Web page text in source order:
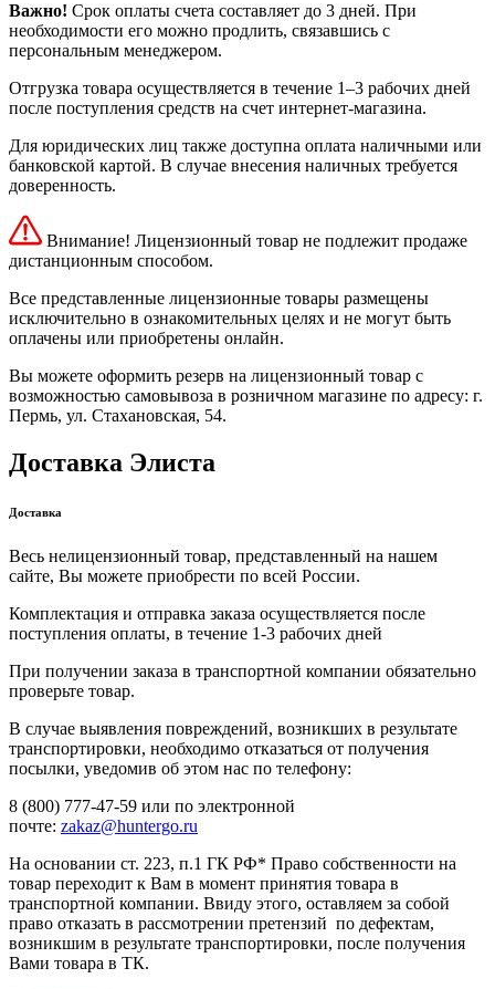
Важно! Срок оплаты счета составляет до 3 дней. При
необходимости его можно продлить, связавшись с
персональным менеджером.
Отгрузка товара осуществляется в течение 1–3 рабочих дней
после поступления средств на счет интернет-магазина.
Для юридических лиц также доступна оплата наличными или
банковской картой. В случае внесения наличных требуется
доверенность.
Внимание! Лицензионный товар не подлежит продаже
дистанционным способом.
Все представленные лицензионные товары размещены
исключительно в ознакомительных целях и не могут быть
оплачены или приобретены онлайн.
Вы можете оформить резерв на лицензионный товар с
возможностью самовывоза в розничном магазине по адресу: г.
Пермь, ул. Стахановская, 54.
Доставка Элиста
Доставка
Весь нелицензионный товар, представленный на нашем
сайте, Вы можете приобрести по всей России.
Комплектация и отправка заказа осуществляется после
поступления оплаты, в течение 1-3 рабочих дней
При получении заказа в транспортной компании обязательно
проверьте товар.
В случае выявления повреждений, возникших в результате
транспортировки, необходимо отказаться от получения
посылки, уведомив об этом нас по телефону:
8 (800) 777-47-59 или по электронной
почте: zakaz@huntergo.ru
На основании ст. 223, п.1 ГК РФ* Право собственности на
товар переходит к Вам в момент принятия товара в
транспортной компании. Ввиду этого, оставляем за собой
право отказать в рассмотрении претензий по дефектам,
возникшим в результате транспортировки, после получения
Вами товара в ТК.